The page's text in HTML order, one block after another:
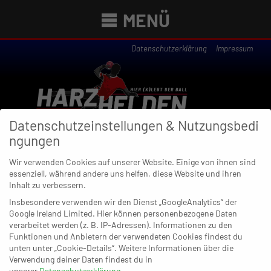
MENÜ
Datenschutzerklärung Impressum
Newsübersicht
25. JUNI 2020
Harzhelden 800×100
Datenschutzeinstellungen & Nutzungsbedi
ngungen
Wir verwenden Cookies auf unserer Website. Einige von ihnen sind
essenziell, während andere uns helfen, diese Website und ihren
Inhalt zu verbessern.
Insbesondere verwenden wir den Dienst „GoogleAnalytics“ der
Google Ireland Limited. Hier können personenbezogene Daten
verarbeitet werden (z. B. IP-Adressen). Informationen zu den
Funktionen und Anbietern der verwendeten Cookies findest du
unten unter „Cookie-Details“. Weitere Informationen über die
Verwendung deiner Daten findest du in